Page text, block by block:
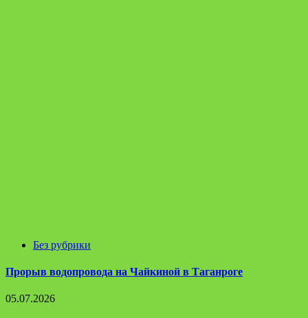
Без рубрики
Прорыв водопровода на Чайкиной в Таганроге
05.07.2026